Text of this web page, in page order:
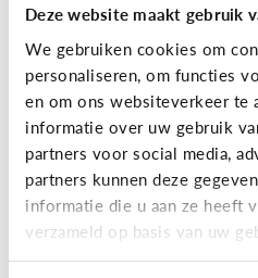
Deze website maakt gebruik
We gebruiken cookies om
personaliseren, om functies
en om ons websiteverkeer te
informatie over uw gebruik
partners voor social media,
partners kunnen deze
informatie die u aan ze heeft
verzameld op basis van uw
Reclame
[Game] Game